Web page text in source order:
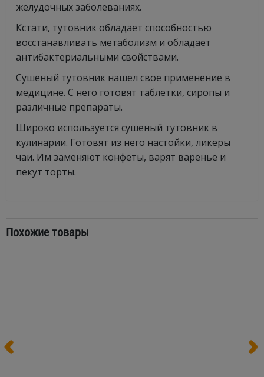
желудочных заболеваниях.
Кстати, тутовник обладает способностью
восстанавливать метаболизм и обладает
антибактериальными свойствами.
Сушеный тутовник нашел свое применение в
медицине. С него готовят таблетки, сиропы и
различные препараты.
Широко используется сушеный тутовник в
кулинарии. Готовят из него настойки, ликеры
чаи. Им заменяют конфеты, варят варенье и
пекут торты.
Похожие товары